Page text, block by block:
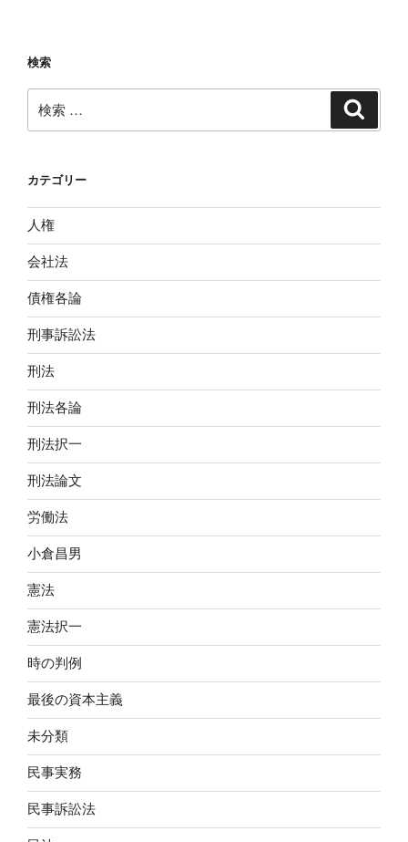
ン
検索
索:
カテゴリー
人権
会社法
債権各論
刑事訴訟法
刑法
刑法各論
刑法択一
刑法論文
労働法
小倉昌男
憲法
憲法択一
時の判例
最後の資本主義
未分類
民事実務
民事訴訟法